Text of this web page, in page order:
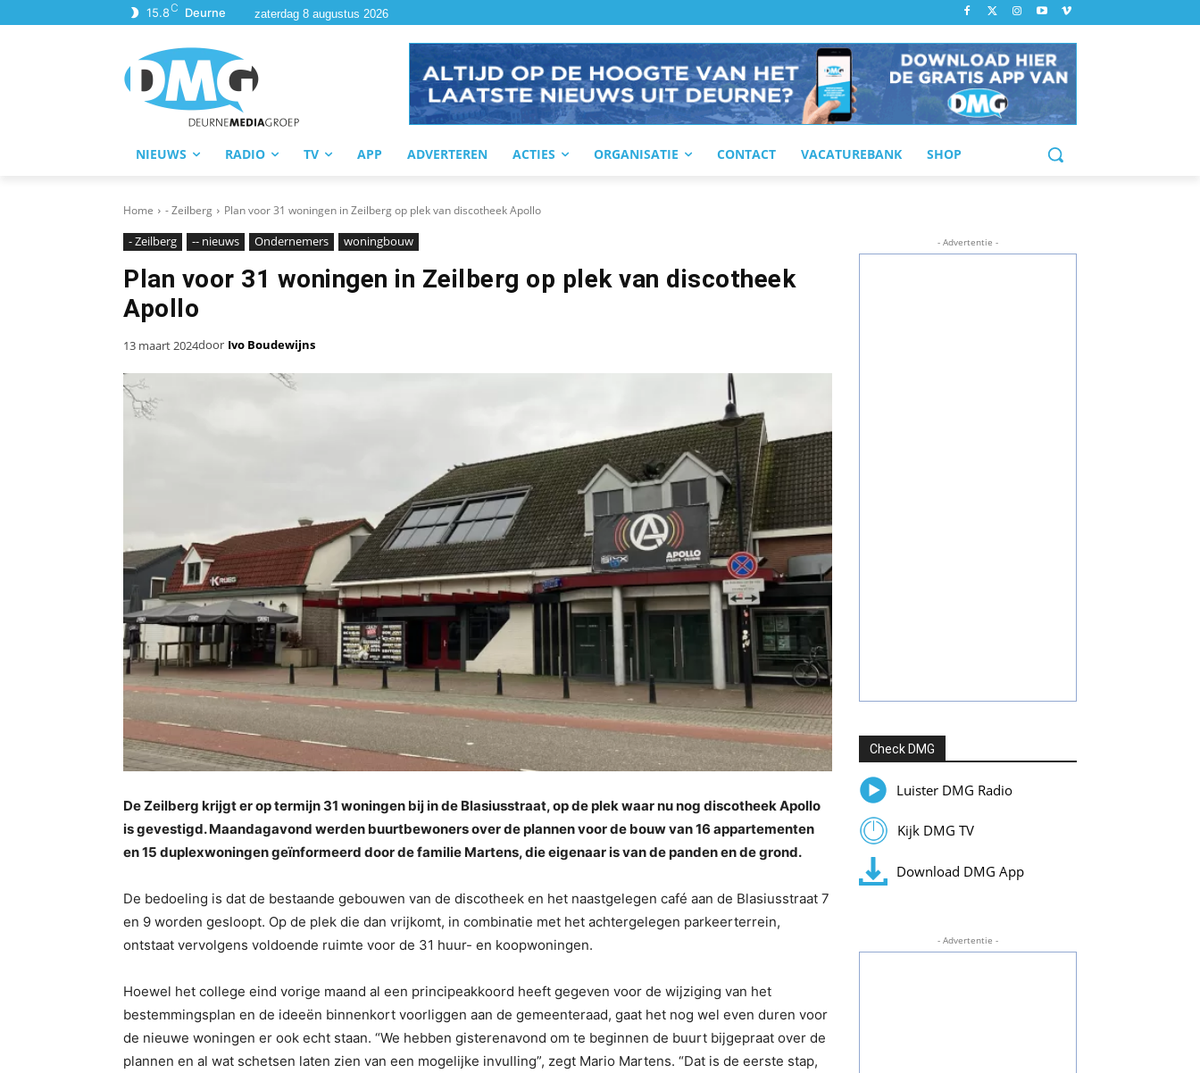
15.8C Deurne zaterdag 8 augustus 2026
NIEUWS RADIO TV APP ADVERTEREN ACTIES ORGANISATIE CONTACT VACATUREBANK SHOP
Home - Zeilberg Plan voor 31 woningen in Zeilberg op plek van discotheek Apollo
- Zeilberg -- nieuws Ondernemers woningbouw
Plan voor 31 woningen in Zeilberg op plek van discotheek
Apollo
13 maart 2024door Ivo Boudewijns
De Zeilberg krijgt er op termijn 31 woningen bij in de Blasiusstraat, op de plek waar nu nog discotheek Apollo
is gevestigd. Maandagavond werden buurtbewoners over de plannen voor de bouw van 16 appartementen
en 15 duplexwoningen geïnformeerd door de familie Martens, die eigenaar is van de panden en de grond.
De bedoeling is dat de bestaande gebouwen van de discotheek en het naastgelegen café aan de Blasiusstraat 7
en 9 worden gesloopt. Op de plek die dan vrijkomt, in combinatie met het achtergelegen parkeerterrein,
ontstaat vervolgens voldoende ruimte voor de 31 huur- en koopwoningen.
Hoewel het college eind vorige maand al een principeakkoord heeft gegeven voor de wijziging van het
bestemmingsplan en de ideeën binnenkort voorliggen aan de gemeenteraad, gaat het nog wel even duren voor
de nieuwe woningen er ook echt staan. “We hebben gisterenavond om te beginnen de buurt bijgepraat over de
plannen en al wat schetsen laten zien van een mogelijke invulling”, zegt Mario Martens. “Dat is de eerste stap,
- Advertentie -
Check DMG
Luister DMG Radio
Kijk DMG TV
Download DMG App
- Advertentie -